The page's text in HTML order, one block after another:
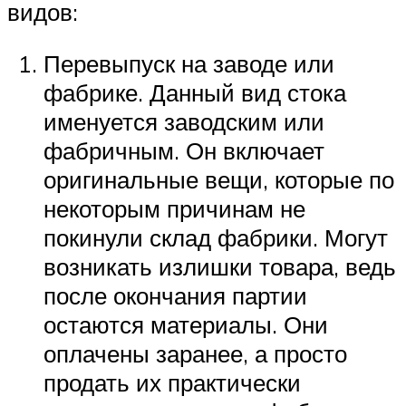
видов:
Перевыпуск на заводе или
фабрике. Данный вид стока
именуется заводским или
фабричным. Он включает
оригинальные вещи, которые по
некоторым причинам не
покинули склад фабрики. Могут
возникать излишки товара, ведь
после окончания партии
остаются материалы. Они
оплачены заранее, а просто
продать их практически